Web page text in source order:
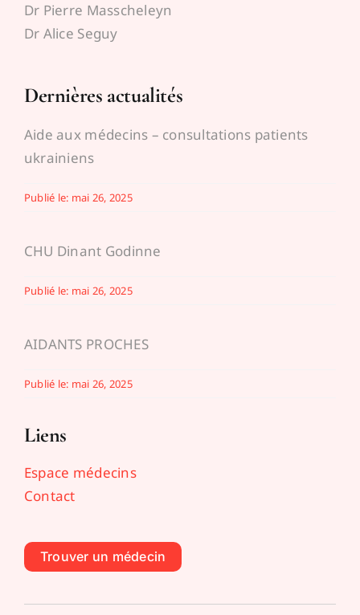
Dr Pierre Masscheleyn
Dr Alice Seguy
Dernières actualités
Aide aux médecins – consultations patients
ukrainiens
Publié le: mai 26, 2025
CHU Dinant Godinne
Publié le: mai 26, 2025
AIDANTS PROCHES
Publié le: mai 26, 2025
Liens
Espace médecins
Contact
Trouver un médecin